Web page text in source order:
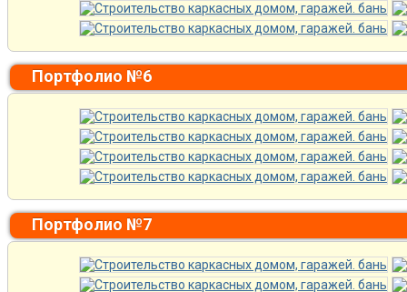
Портфолио №6
Портфолио №7